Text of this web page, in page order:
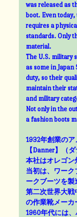
was released as
boot. Even today,
requires a
standards. Only
material.
The U.S. military
as some in
duty, so their
maintain their
and military
Not only in the
a fashion boots
1932年創業の
【Danner】（ダ
本社はオレゴン
当初は、ワーク
ークブーツを製
第二次世界大戦
の作業靴メーカ
1960年代には